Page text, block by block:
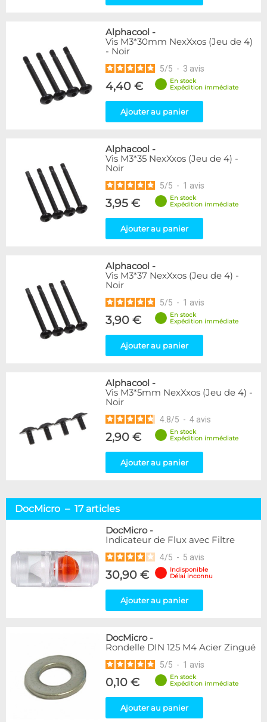
Alphacool -
Vis M3*30mm NexXxos (Jeu de 4)
- Noir
5/5 - 3 avis
4,40 €
En stock
Expédition immédiate
Ajouter au panier
Alphacool -
Vis M3*35 NexXxos (Jeu de 4) -
Noir
5/5 - 1 avis
3,95 €
En stock
Expédition immédiate
Ajouter au panier
Alphacool -
Vis M3*37 NexXxos (Jeu de 4) -
Noir
5/5 - 1 avis
3,90 €
En stock
Expédition immédiate
Ajouter au panier
Alphacool -
Vis M3*5mm NexXxos (Jeu de 4) -
Noir
4.8/5 - 4 avis
2,90 €
En stock
Expédition immédiate
Ajouter au panier
DocMicro – 17 articles
DocMicro-
Indicateur de Flux avec Filtre
4/5 - 5 avis
30,90 €
Indisponible
Délai inconnu
Ajouter au panier
DocMicro-
Rondelle DIN 125 M4 Acier Zingué
5/5 - 1 avis
0,10 €
En stock
Expédition immédiate
Ajouter au panier